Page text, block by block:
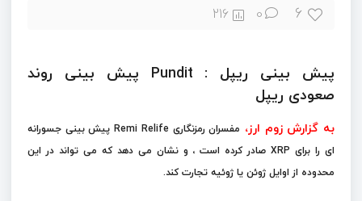
6
0
216
پیش بینی ریپل : Pundit پیش بینی روند
صعودی ریپل
به گزارش زوم ارز،
مفسران رمزنگاری Remi Relife پیش بینی جسورانه
ای را برای XRP صادر کرده است ، و نشان می دهد که می تواند در این
محدوده از اوایل ژوئن یا ژوئیه تجارت کند.